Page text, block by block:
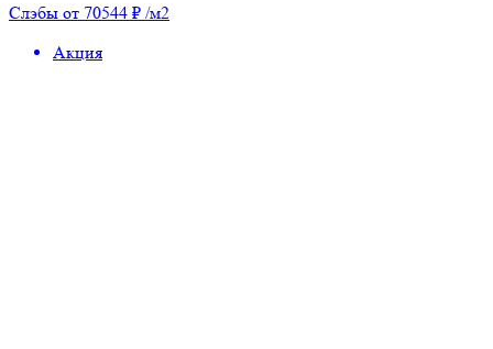
Слэбы от 70544 ₽ /м2
Акция